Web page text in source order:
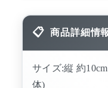
商品詳細情
サイズ:縦 約
体)